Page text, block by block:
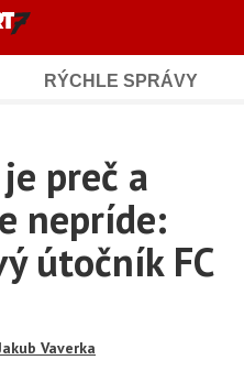
RÝCHLE SPRÁVY
preč a
nepríde:
útočník FC
Vaverka